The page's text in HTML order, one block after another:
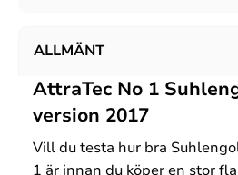
ALLMÄNT
AttraTec No 1
version 2017
Vill du testa hur bra
1 är innan du köper en stor